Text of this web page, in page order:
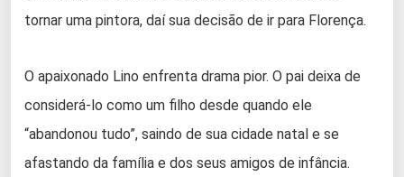
tornar uma pintora, daí sua decisão de ir para Florença.
O apaixonado Lino enfrenta drama pior. O pai deixa de
considerá-lo como um filho desde quando ele
“abandonou tudo”, saindo de sua cidade natal e se
afastando da família e dos seus amigos de infância.